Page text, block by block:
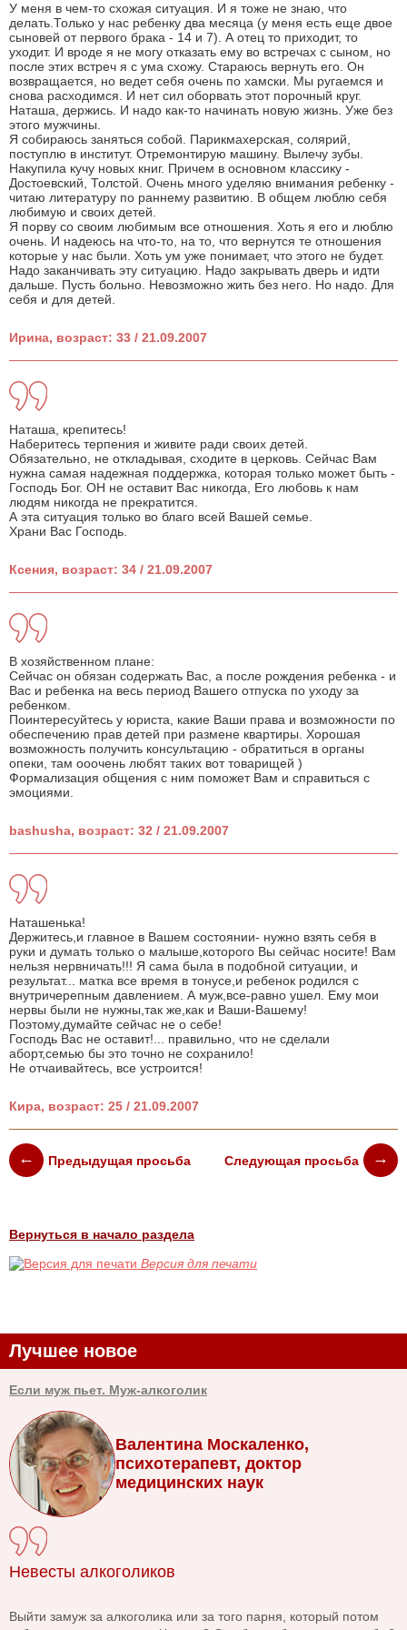
У меня в чем-то схожая ситуация. И я тоже не знаю, что
делать.Только у нас ребенку два месяца (у меня есть еще двое
сыновей от первого брака - 14 и 7). А отец то приходит, то
уходит. И вроде я не могу отказать ему во встречах с сыном, но
после этих встреч я с ума схожу. Стараюсь вернуть его. Он
возвращается, но ведет себя очень по хамски. Мы ругаемся и
снова расходимся. И нет сил оборвать этот порочный круг.
Наташа, держись. И надо как-то начинать новую жизнь. Уже без
этого мужчины.
Я собираюсь заняться собой. Парикмахерская, солярий,
поступлю в институт. Отремонтирую машину. Вылечу зубы.
Накупила кучу новых книг. Причем в основном классику -
Достоевский, Толстой. Очень много уделяю внимания ребенку -
читаю литературу по раннему развитию. В общем люблю себя
любимую и своих детей.
Я порву со своим любимым все отношения. Хоть я его и люблю
очень. И надеюсь на что-то, на то, что вернутся те отношения
которые у нас были. Хоть ум уже понимает, что этого не будет.
Надо заканчивать эту ситуацию. Надо закрывать дверь и идти
дальше. Пусть больно. Невозможно жить без него. Но надо. Для
себя и для детей.
Ирина, возраст: 33 / 21.09.2007
Наташа, крепитесь!
Наберитесь терпения и живите ради своих детей.
Обязательно, не откладывая, сходите в церковь. Сейчас Вам
нужна самая надежная поддержка, которая только может быть -
Господь Бог. ОН не оставит Вас никогда, Его любовь к нам
людям никогда не прекратится.
А эта ситуация только во благо всей Вашей семье.
Храни Вас Господь.
Ксения, возраст: 34 / 21.09.2007
В хозяйственном плане:
Сейчас он обязан содержать Вас, а после рождения ребенка - и
Вас и ребенка на весь период Вашего отпуска по уходу за
ребенком.
Поинтересуйтесь у юриста, какие Ваши права и возможности по
обеспечению прав детей при размене квартиры. Хорошая
возможность получить консультацию - обратиться в органы
опеки, там ооочень любят таких вот товарищей )
Формализация общения с ним поможет Вам и справиться с
эмоциями.
bashusha, возраст: 32 / 21.09.2007
Наташенька!
Держитесь,и главное в Вашем состоянии- нужно взять себя в
руки и думать только о малыше,которого Вы сейчас носите! Вам
нельзя нервничать!!! Я сама была в подобной ситуации, и
результат... матка все время в тонусе,и ребенок родился с
внутричерепным давлением. А муж,все-равно ушел. Ему мои
нервы были не нужны,так же,как и Ваши-Вашему!
Поэтому,думайте сейчас не о себе!
Господь Вас не оставит!... правильно, что не сделали
аборт,семью бы это точно не сохранило!
Не отчаивайтесь, все устроится!
Кира, возраст: 25 / 21.09.2007
Предыдущая просьба Следующая просьба
Вернуться в начало раздела
Версия для печати
Лучшее новое
Если муж пьет. Муж-алкоголик
Валентина Москаленко,
психотерапевт, доктор
медицинских наук
Невесты алкоголиков
Выйти замуж за алкоголика или за того парня, который потом